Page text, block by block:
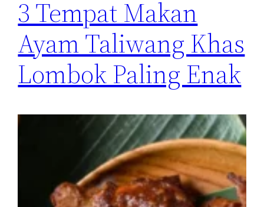
3 Tempat Makan
Ayam Taliwang Khas
Lombok Paling Enak